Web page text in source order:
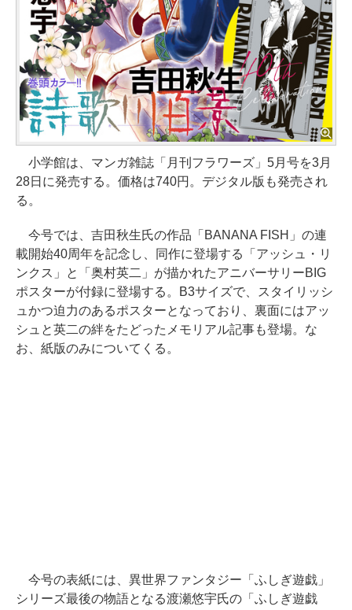
小学館は、マンガ雑誌「月刊フラワーズ」5月号を3月
28日に発売する。価格は740円。デジタル版も発売され
る。
今号では、吉田秋生氏の作品「BANANA FISH」の連
載開始40周年を記念し、同作に登場する「アッシュ・リ
ンクス」と「奥村英二」が描かれたアニバーサリーBIG
ポスターが付録に登場する。B3サイズで、スタイリッシ
ュかつ迫力のあるポスターとなっており、裏面にはアッ
シュと英二の絆をたどったメモリアル記事も登場。な
お、紙版のみについてくる。
今号の表紙には、異世界ファンタジー「ふしぎ遊戯」
シリーズ最後の物語となる渡瀬悠宇氏の「ふしぎ遊戯